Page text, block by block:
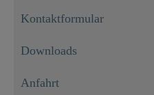
Kontaktformular
Downloads
Anfahrt